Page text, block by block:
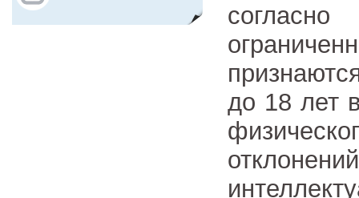
до 18 лет